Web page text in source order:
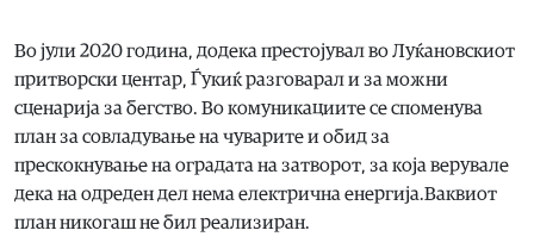
Во јули 2020 година, додека престојувал во Луќановскиот
притворски центар, Ѓукиќ разговарал и за можни
сценарија за бегство. Во комуникациите се споменува
план за совладување на чуварите и обид за
прескокнување на оградата на затворот, за која верувале
дека на одреден дел нема електрична енергија.Ваквиот
план никогаш не бил реализиран.